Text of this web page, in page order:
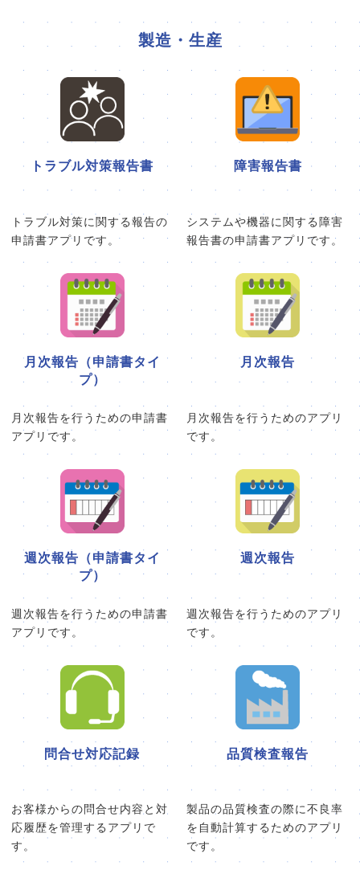
製造・生産
トラブル対策報告書
トラブル対策に関する報告の
申請書アプリです。
障害報告書
システムや機器に関する障害
報告書の申請書アプリです。
月次報告（申請書タイ
プ）
月次報告を行うための申請書
アプリです。
月次報告
月次報告を行うためのアプリ
です。
週次報告（申請書タイ
プ）
週次報告を行うための申請書
アプリです。
週次報告
週次報告を行うためのアプリ
です。
問合せ対応記録
お客様からの問合せ内容と対
応履歴を管理するアプリで
す。
品質検査報告
製品の品質検査の際に不良率
を自動計算するためのアプリ
です。